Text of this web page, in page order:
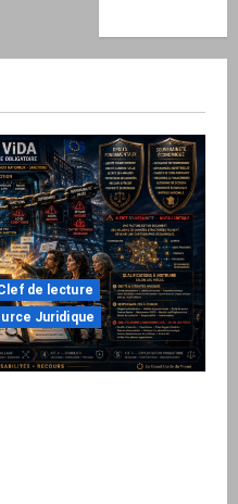
de lecture
Juridique